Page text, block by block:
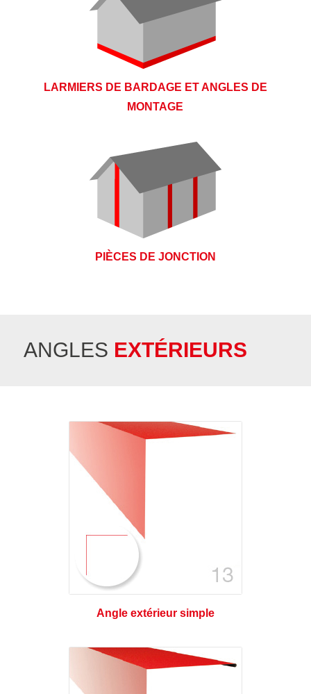
LARMIERS DE BARDAGE ET ANGLES DE
MONTAGE
PIÈCES DE JONCTION
ANGLES EXTÉRIEURS
Angle extérieur simple